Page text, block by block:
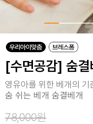
[수면공감] 숨결
영유아를 위한 베개의 기
숨 쉬는 베개 숨결베개
78,000원